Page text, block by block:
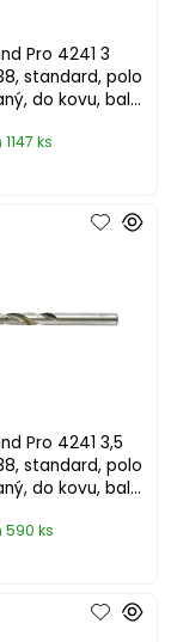
Pro 4241 3
standard, polo
do kovu, bal.
ks
Pro 4241 3,5
standard, polo
do kovu, bal.
ks